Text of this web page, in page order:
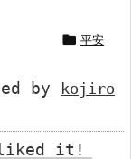
 平安
by kojiro
liked it!